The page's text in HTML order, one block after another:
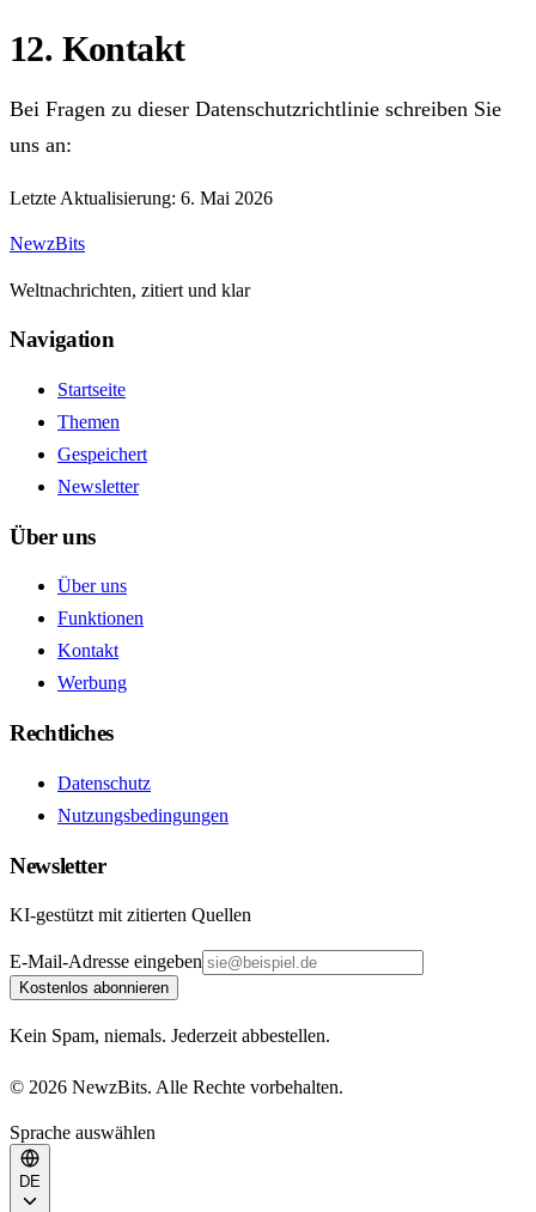
12. Kontakt
Bei Fragen zu dieser Datenschutzrichtlinie schreiben Sie
uns an:
Letzte Aktualisierung: 6. Mai 2026
NewzBits
Weltnachrichten, zitiert und klar
Navigation
Startseite
Themen
Gespeichert
Newsletter
Über uns
Über uns
Funktionen
Kontakt
Werbung
Rechtliches
Datenschutz
Nutzungsbedingungen
Newsletter
KI-gestützt mit zitierten Quellen
E-Mail-Adresse eingeben
Kostenlos abonnieren
Kein Spam, niemals. Jederzeit abbestellen.
© 2026 NewzBits. Alle Rechte vorbehalten.
Sprache auswählen
DE